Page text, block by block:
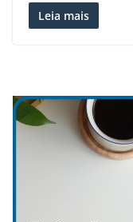
Leia mais